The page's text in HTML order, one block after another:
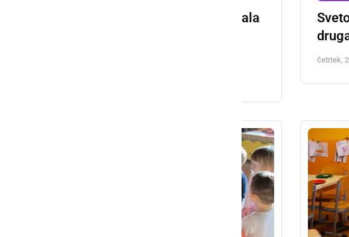
Izgradnja prizidka vrtca Mala
četrtek,